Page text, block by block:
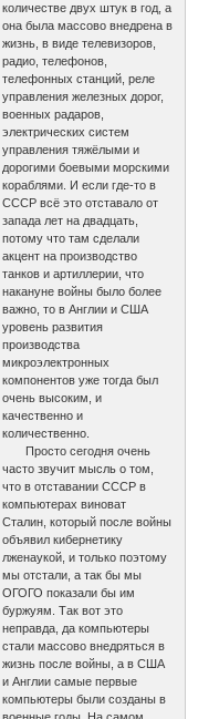
количестве двух штук в год, а
она была массово внедрена в
жизнь, в виде телевизоров,
радио, телефонов,
телефонных станций, реле
управления железных дорог,
военных радаров,
электрических систем
управления тяжёлыми и
дорогими боевыми морскими
кораблями. И если где-то в
СССР всё это отставало от
запада лет на двадцать,
потому что там сделали
акцент на производство
танков и артиллерии, что
накануне войны было более
важно, то в Англии и США
уровень развития
производства
микроэлектронных
компонентов уже тогда был
очень высоким, и
качественно и
количественно.
Просто сегодня очень
часто звучит мысль о том,
что в отставании СССР в
компьютерах виноват
Сталин, который после войны
объявил кибернетику
лженаукой, и только поэтому
мы отстали, а так бы мы
ОГОГО показали бы им
буржуям. Так вот это
неправда, да компьютеры
стали массово внедряться в
жизнь после войны, а в США
и Англии самые первые
компьютеры были созданы в